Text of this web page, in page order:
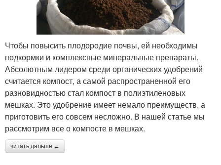
Чтобы повысить плодородие почвы, ей необходимы
подкормки и комплексные минеральные препараты.
Абсолютным лидером среди органических удобрений
считается компост, а самой распространенной его
разновидностью стал компост в полиэтиленовых
мешках. Это удобрение имеет немало преимуществ, а
приготовить его совсем несложно. В нашей статье мы
рассмотрим все о компосте в мешках.
читать дальше →